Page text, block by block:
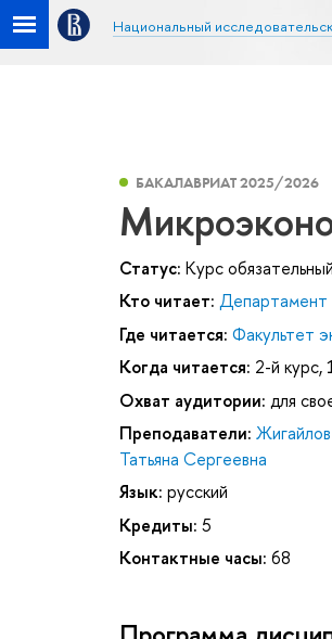
Национальный
БАКАЛАВРИАТ 2025/2026
Статус: Курс
Кто читает: Департамент
Где читается: Факультет
Когда читается: 2-й курс,
Охват аудитории: для
Преподаватели:
Татьяна Сергеевна
Язык: русский
Кредиты: 5
Контактные часы: 68